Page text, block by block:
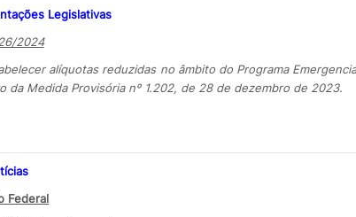
Legislativas
2024
alíquotas reduzidas no âmbito do Programa
Medida Provisória nº 1.202, de 28 de dezembro de 2023.
Federal